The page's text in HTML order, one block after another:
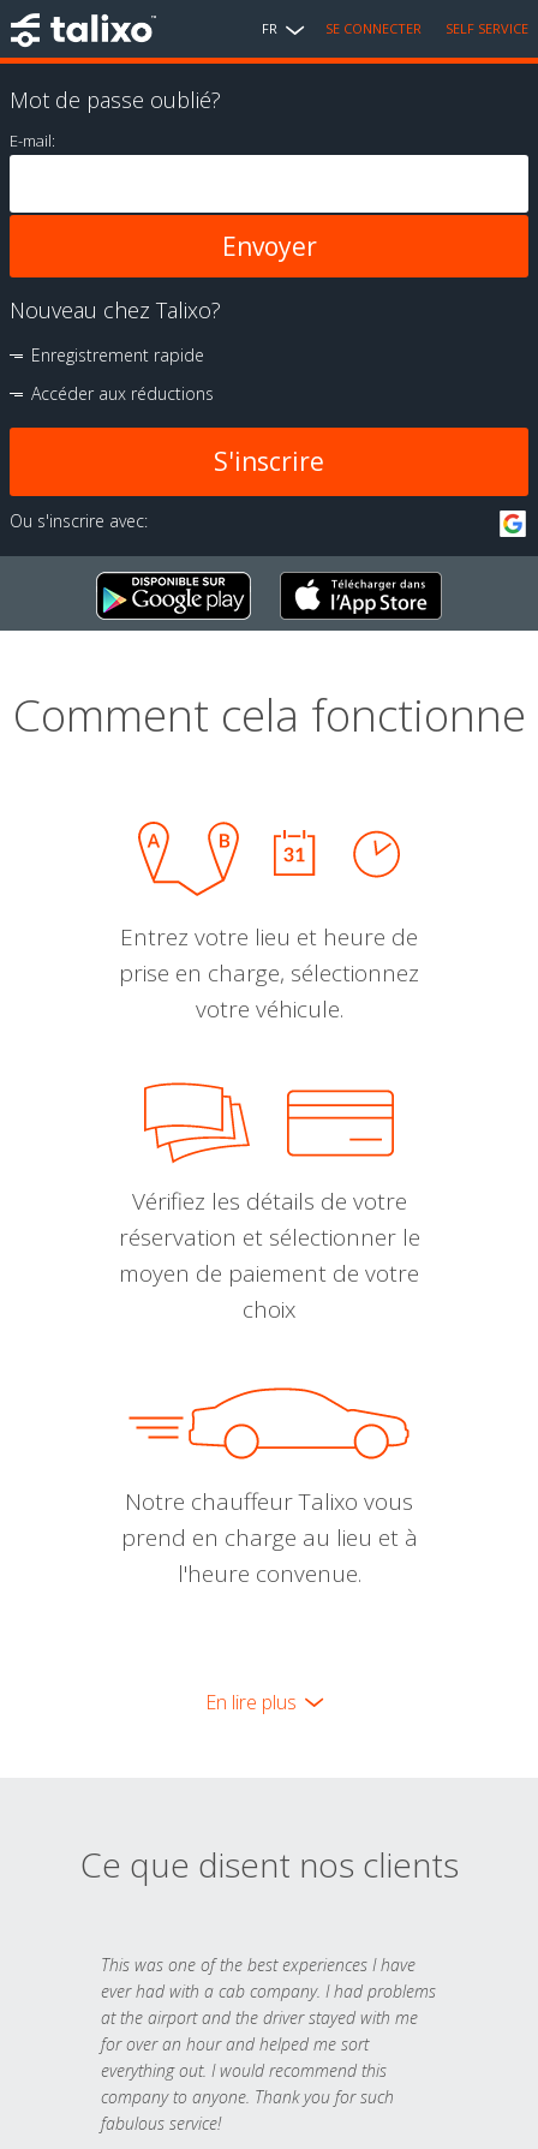
FR SE CONNECTER SELF SERVICE
Mot de passe oublié?
E-mail:
Nouveau chez Talixo?
Enregistrement rapide
Accéder aux réductions
S'inscrire
Ou s'inscrire avec:
Comment cela fonctionne
Entrez votre lieu et heure de
prise en charge, sélectionnez
votre véhicule.
Vérifiez les détails de votre
réservation et sélectionner le
moyen de paiement de votre
choix
Notre chauffeur Talixo vous
prend en charge au lieu et à
l'heure convenue.
En lire plus
Ce que disent nos clients
This was one of the best experiences I have
ever had with a cab company. I had problems
at the airport and the driver stayed with me
for over an hour and helped me sort
everything out. I would recommend this
company to anyone. Thank you for such
fabulous service!